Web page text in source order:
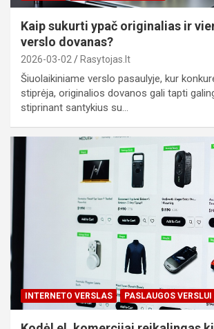
Kaip sukurti ypač originalias ir
verslo dovanas?
2026-03-02 Rasytojas.lt
Šiuolaikiniame verslo pasaulyje, kur
stiprėja, originalios dovanos gali tapti
stiprinant santykius su…
INTERNETO VERSLAS PASLAUGOS VERSLUI